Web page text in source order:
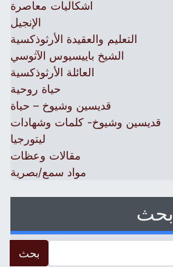
اشكاليات معاصرة
الإنجيل
التعليم والعقيدة الأرثوذكسية
الشيخ باييسيوس الآثوسي
العائلة الأرثوذكسية
حياة روحية
قديسين وشيوخ – حياة
قديسين وشيوخ- كلمات وشهادات
ليتورجيا
مقالات وعظات
مواد سمع/بصرية
بحث